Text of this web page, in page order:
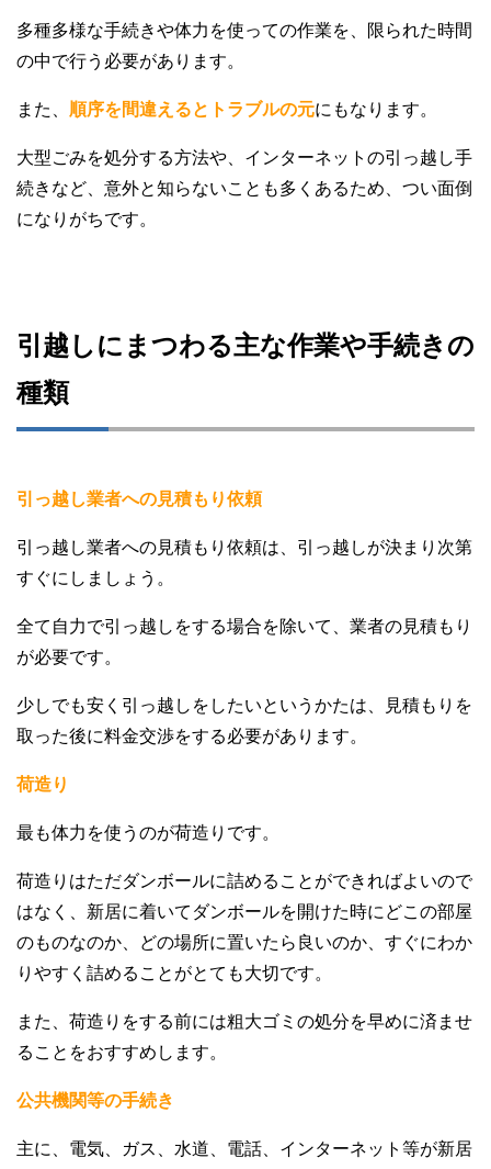
多種多様な手続きや体力を使っての作業を、限られた時間
の中で行う必要があります。
また、 順序を間違えるとトラブルの元にもなります。
大型ごみを処分する方法や、インターネットの引っ越し手
続きなど、意外と知らないことも多くあるため、つい面倒
になりがちです。
引越しにまつわる主な作業や手続きの
種類
引っ越し業者への見積もり依頼
引っ越し業者への見積もり依頼は、引っ越しが決まり次第
すぐにしましょう。
全て自力で引っ越しをする場合を除いて、業者の見積もり
が必要です。
少しでも安く引っ越しをしたいというかたは、見積もりを
取った後に料金交渉をする必要があります。
荷造り
最も体力を使うのが荷造りです。
荷造りはただダンボールに詰めることができればよいので
はなく、新居に着いてダンボールを開けた時にどこの部屋
のものなのか、どの場所に置いたら良いのか、すぐにわか
りやすく詰めることがとても大切です。
また、荷造りをする前には粗大ゴミの処分を早めに済ませ
ることをおすすめします。
公共機関等の手続き
主に、電気、ガス、水道、電話、インターネット等が新居